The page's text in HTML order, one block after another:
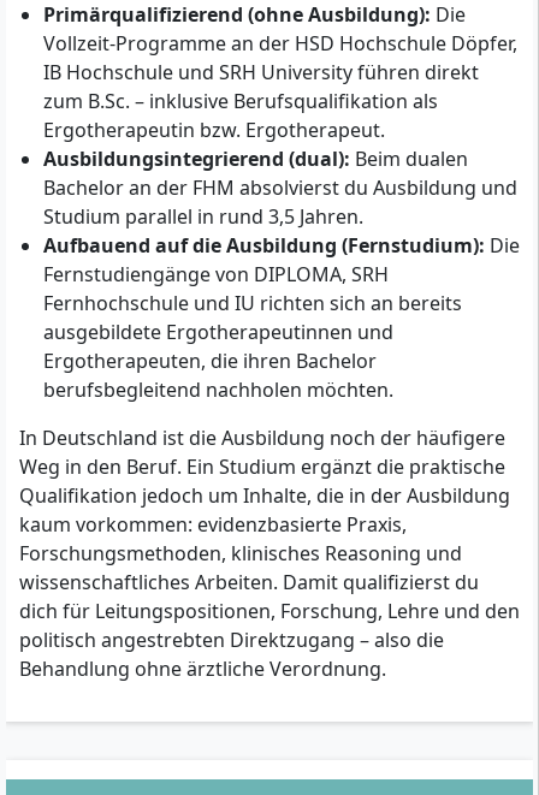
Primärqualifizierend (ohne Ausbildung): Die
Vollzeit-Programme an der HSD Hochschule Döpfer,
IB Hochschule und SRH University führen direkt
zum B.Sc. – inklusive Berufsqualifikation als
Ergotherapeutin bzw. Ergotherapeut.
Ausbildungsintegrierend (dual): Beim dualen
Bachelor an der FHM absolvierst du Ausbildung und
Studium parallel in rund 3,5 Jahren.
Aufbauend auf die Ausbildung (Fernstudium): Die
Fernstudiengänge von DIPLOMA, SRH
Fernhochschule und IU richten sich an bereits
ausgebildete Ergotherapeutinnen und
Ergotherapeuten, die ihren Bachelor
berufsbegleitend nachholen möchten.
In Deutschland ist die Ausbildung noch der häufigere
Weg in den Beruf. Ein Studium ergänzt die praktische
Qualifikation jedoch um Inhalte, die in der Ausbildung
kaum vorkommen: evidenzbasierte Praxis,
Forschungsmethoden, klinisches Reasoning und
wissenschaftliches Arbeiten. Damit qualifizierst du
dich für Leitungspositionen, Forschung, Lehre und den
politisch angestrebten Direktzugang – also die
Behandlung ohne ärztliche Verordnung.